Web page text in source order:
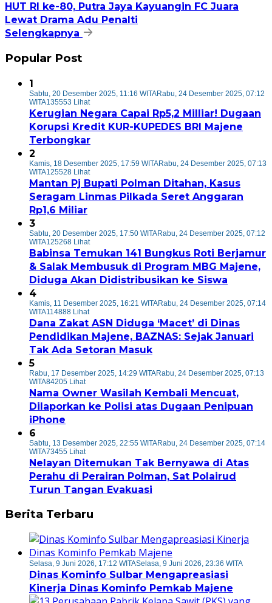
HUT RI ke-80, Putra Jaya Kayuangin FC Juara
Lewat Drama Adu Penalti
Selengkapnya
Popular Post
1
Sabtu, 20 Desember 2025, 11:16 WITARabu, 24 Desember 2025, 07:12
WITA135553 Lihat
Kerugian Negara Capai Rp5,2 Milliar! Dugaan
Korupsi Kredit KUR-KUPEDES BRI Majene
Terbongkar
2
Kamis, 18 Desember 2025, 17:59 WITARabu, 24 Desember 2025, 07:13
WITA125528 Lihat
Mantan Pj Bupati Polman Ditahan, Kasus
Seragam Linmas Pilkada Seret Anggaran
Rp1,6 Miliar
3
Sabtu, 20 Desember 2025, 17:50 WITARabu, 24 Desember 2025, 07:12
WITA125268 Lihat
Babinsa Temukan 141 Bungkus Roti Berjamur
& Salak Membusuk di Program MBG Majene,
Diduga Akan Didistribusikan ke Siswa
4
Kamis, 11 Desember 2025, 16:21 WITARabu, 24 Desember 2025, 07:14
WITA114888 Lihat
Dana Zakat ASN Diduga ‘Macet’ di Dinas
Pendidikan Majene, BAZNAS: Sejak Januari
Tak Ada Setoran Masuk
5
Rabu, 17 Desember 2025, 14:29 WITARabu, 24 Desember 2025, 07:13
WITA84205 Lihat
Nama Owner Wasilah Kembali Mencuat,
Dilaporkan ke Polisi atas Dugaan Penipuan
iPhone
6
Sabtu, 13 Desember 2025, 22:55 WITARabu, 24 Desember 2025, 07:14
WITA73455 Lihat
Nelayan Ditemukan Tak Bernyawa di Atas
Perahu di Perairan Polman, Sat Polairud
Turun Tangan Evakuasi
Berita Terbaru
Selasa, 9 Juni 2026, 17:12 WITASelasa, 9 Juni 2026, 23:36 WITA
Dinas Kominfo Sulbar Mengapreasiasi
Kinerja Dinas Kominfo Pemkab Majene